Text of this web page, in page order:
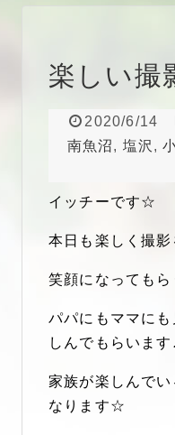
楽しい撮
2020/6/14
南魚沼, 塩沢 ,
イッチーです☆
本日も楽しく撮
笑顔になってもら
パパにもママに
しんでもらいます
家族が楽しんでい
なります☆